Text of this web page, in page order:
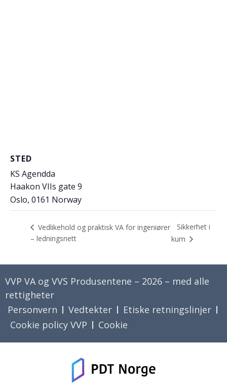
STED
KS Agendda
Haakon VIIs gate 9
Oslo, 0161 Norway
Vedlikehold og praktisk VA for ingeniører
– ledningsnett
Sikkerhet i
kum
VVP VA og VVS Produsentene – 2026 – med alle
rettigheter
Personvern
Vedtekter
Etiske retningslinjer
Cookie policy VVP
Cookie